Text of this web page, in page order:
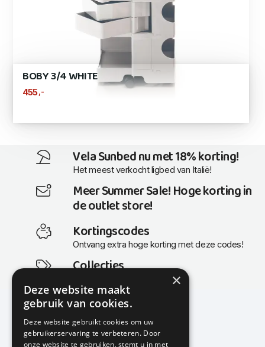
BOBY 3/4 WHITE
455,-
Vela Sunbed nu met 18% korting!
Het meest verkocht ligbed van Italië!
Meer Summer Sale! Hoge korting in
de outlet store!
Kortingscodes
Ontvang extra hoge korting met deze codes!
Collecties
Actuele en populaire collecties
KMP Kantoormeubilair
×
Deze website maakt
gebruik van cookies.
Deze website gebruikt cookies om uw
gebruikerservaring te verbeteren. Door
onze website te gebruiken, stemt u in met